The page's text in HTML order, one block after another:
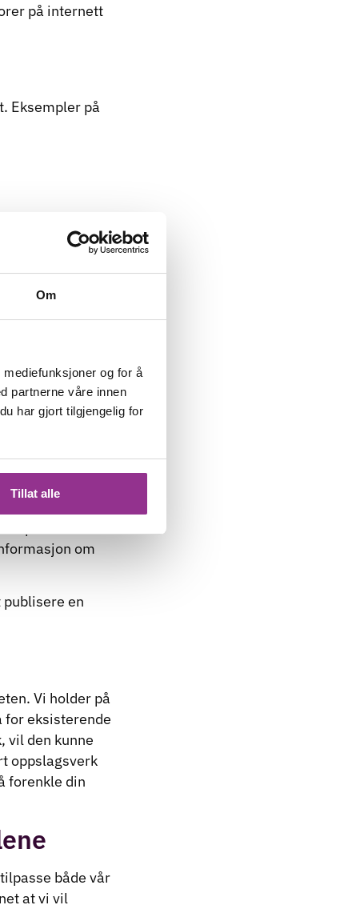
Om
og for å
partnerne våre innen
har gjort tilgjengelig for
Tillat alle
på internett
Eksempler på
virksomheter
De mener at
stor forskjell.
om
en
Vi holder på
for eksisterende
vil den kunne
oppslagsverk
forenkle din
både vår
at vi vil